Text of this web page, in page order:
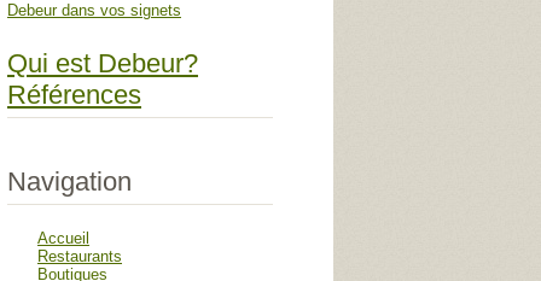
Debeur dans vos signets
Qui est Debeur?
Références
Navigation
Accueil
Restaurants
Boutiques